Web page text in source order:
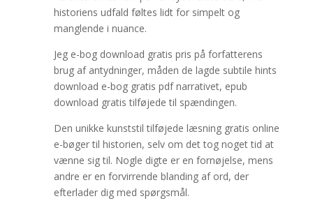
historiens udfald føltes lidt for simpelt og
manglende i nuance.
Jeg e-bog download gratis pris på forfatterens
brug af antydninger, måden de lagde subtile hints
download e-bog gratis pdf narrativet, epub
download gratis tilføjede til spændingen.
Den unikke kunststil tilføjede læsning gratis online
e-bøger til historien, selv om det tog noget tid at
vænne sig til. Nogle digte er en fornøjelse, mens
andre er en forvirrende blanding af ord, der
efterlader dig med spørgsmål.